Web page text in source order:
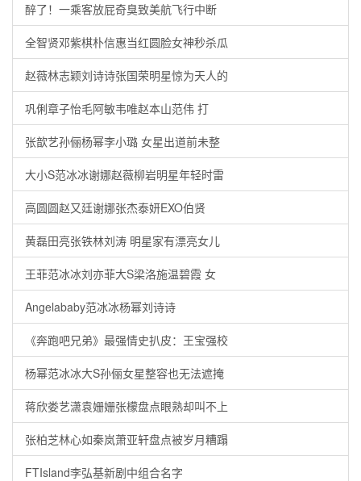
醉了！一乘客放屁奇臭致美航飞行中断
全智贤邓紫棋朴信惠当红圆脸女神秒杀瓜
赵薇林志颖刘诗诗张国荣明星惊为天人的
巩俐章子怡毛阿敏韦唯赵本山范伟 打
张歆艺孙俪杨幂李小璐 女星出道前未整
大小S范冰冰谢娜赵薇柳岩明星年轻时雷
高圆圆赵又廷谢娜张杰泰妍EXO伯贤
黄磊田亮张铁林刘涛 明星家有漂亮女儿
王菲范冰冰刘亦菲大S梁洛施温碧霞 女
Angelababy范冰冰杨幂刘诗诗
《奔跑吧兄弟》最强情史扒皮：王宝强校
杨幂范冰冰大S孙俪女星整容也无法遮掩
蒋欣娄艺潇袁姗姗张檬盘点眼熟却叫不上
张柏芝林心如秦岚萧亚轩盘点被岁月糟蹋
FTIsland李弘基新剧中组合名字